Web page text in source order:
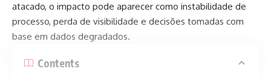
atacado, o impacto pode aparecer como instabilidade de
processo, perda de visibilidade e decisões tomadas com
base em dados degradados.
Contents